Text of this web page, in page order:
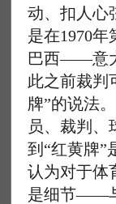
动、扣人心
是在1970
巴西——意
此之前裁判
牌”的说法
员、裁判
到“红黄牌
认为对于
是细节——